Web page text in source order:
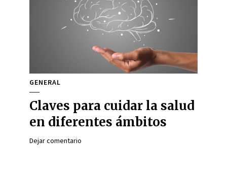
GENERAL
Claves para cuidar la salud
en diferentes ámbitos
Dejar comentario